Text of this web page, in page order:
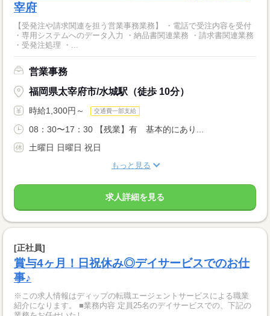
宰府
【受発注や請求関連を担う営業事務業務】 ・電話で受注内容を受付
・専用システムへのデータ入力 ・納品書関連業務 ・請求書関連業務
・受発注処理 ・...
営業事務
福岡県太宰府市/水城駅（徒歩 10分）
時給1,300円～ 交通費一部支給
08：30〜17：30 【残業】有 基本的にあり...
土曜日 日曜日 祝日
もっと見る
求人詳細を見る
[正社員]
賞与4ヶ月！日祝休み◎デイサービスでのお仕
事♪
※この求人情報はディップの転職エージェントサービスによる職業
紹介になります。 ■業務内容 定員25名のデイサービスでの、下記の